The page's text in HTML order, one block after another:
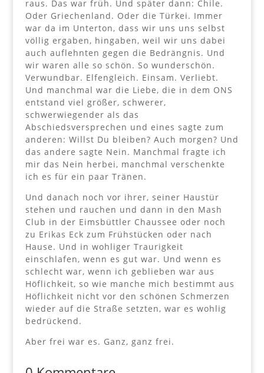
raus. Das war früh. Und später dann: Chile.
Oder Griechenland. Oder die Türkei. Immer
war da im Unterton, dass wir uns uns selbst
völlig ergaben, hingaben, weil wir uns dabei
auch auflehnten gegen die Bedrängnis. Und
wir waren alle so schön. So wunderschön.
Verwundbar. Elfengleich. Einsam. Verliebt.
Und manchmal war die Liebe, die in dem ONS
entstand viel größer, schwerer,
schwerwiegender als das
Abschiedsversprechen und eines sagte zum
anderen: Willst Du bleiben? Auch morgen? Und
das andere sagte Nein. Manchmal fragte ich
mir das Nein herbei, manchmal verschenkte
ich es für ein paar Tränen.
Und danach noch vor ihrer, seiner Haustür
stehen und rauchen und dann in den Mash
Club in der Eimsbüttler Chaussee oder noch
zu Erikas Eck zum Frühstücken oder nach
Hause. Und in wohliger Traurigkeit
einschlafen, wenn es gut war. Und wenn es
schlecht war, wenn ich geblieben war aus
Höflichkeit, so wie manche mich bestimmt aus
Höflichkeit nicht vor den schönen Schmerzen
wieder auf die Straße setzten, war es wohlig
bedrückend.
Aber frei war es. Ganz, ganz frei.